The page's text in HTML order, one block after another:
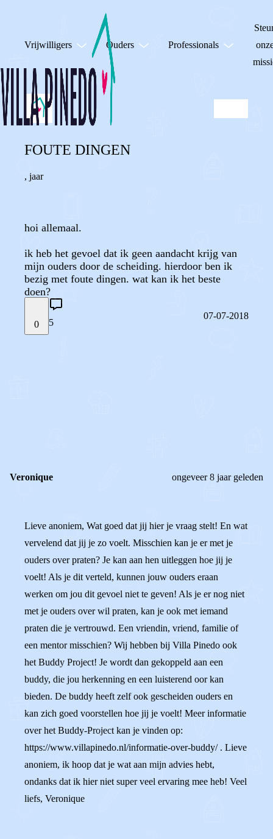
Vrijwilligers Ouders Professionals
FOUTE DINGEN
, jaar
hoi allemaal.
ik heb het gevoel dat ik geen aandacht krijg van
mijn ouders door de scheiding. hierdoor ben ik
bezig met foute dingen. wat kan ik het beste
doen?
0 5
07-07-2018
Veronique ongeveer 8 jaar geleden
Lieve anoniem, Wat goed dat jij hier je vraag stelt! En wat
vervelend dat jij je zo voelt. Misschien kan je er met je
ouders over praten? Je kan aan hen uitleggen hoe jij je
voelt! Als je dit verteld, kunnen jouw ouders eraan
werken om jou dit gevoel niet te geven! Als je er nog niet
met je ouders over wil praten, kan je ook met iemand
praten die je vertrouwd. Een vriendin, vriend, familie of
een mentor misschien? Wij hebben bij Villa Pinedo ook
het Buddy Project! Je wordt dan gekoppeld aan een
buddy, die jou herkenning en een luisterend oor kan
bieden. De buddy heeft zelf ook gescheiden ouders en
kan zich goed voorstellen hoe jij je voelt! Meer informatie
over het Buddy-Project kan je vinden op:
https://www.villapinedo.nl/informatie-over-buddy/ . Lieve
anoniem, ik hoop dat je wat aan mijn advies hebt,
ondanks dat ik hier niet super veel ervaring mee heb! Veel
liefs, Veronique